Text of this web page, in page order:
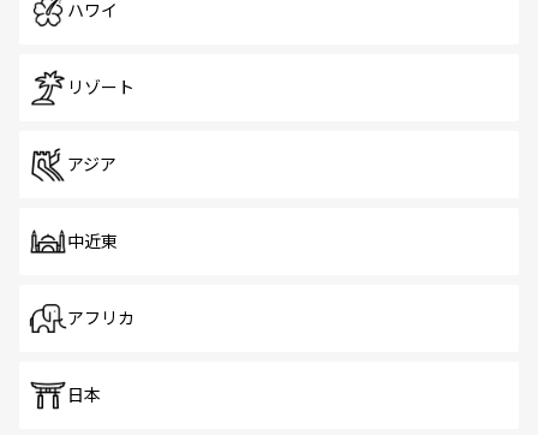
ハワイ
リゾート
アジア
中近東
アフリカ
日本